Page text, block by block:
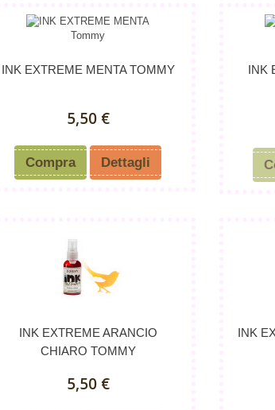
INK EXTREME MENTA TOMMY
5,50 €
Compra Dettagli
INK
INK EXTREME ARANCIO
CHIARO TOMMY
5,50 €
INK